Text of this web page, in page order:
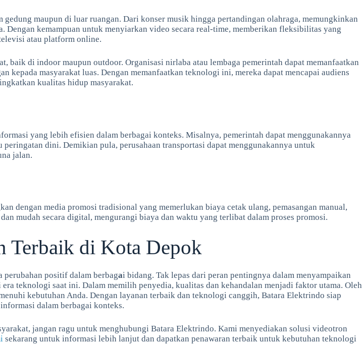
maupun di luar ruangan. Dari konser musik hingga pertandingan olahraga, memungkinkan
Dengan kemampuan untuk menyiarkan video secara real-time, memberikan fleksibilitas yang
atau platform online.
baik di indoor maupun outdoor. Organisasi nirlaba atau lembaga pemerintah dapat memanfaatkan
kepada masyarakat luas. Dengan memanfaatkan teknologi ini, mereka dapat mencapai audiens
kualitas hidup masyarakat.
yang lebih efisien dalam berbagai konteks. Misalnya, pemerintah dapat menggunakannya
dini. Demikian pula, perusahaan transportasi dapat menggunakannya untuk
jalan.
dengan media promosi tradisional yang memerlukan biaya cetak ulang, pemasangan manual,
mudah secara digital, mengurangi biaya dan waktu yang terlibat dalam proses promosi.
Terbaik di Kota Depok
positif dalam berbagai bidang. Tak lepas dari peran pentingnya dalam menyampaikan
teknologi saat ini. Dalam memilih penyedia, kualitas dan kehandalan menjadi faktor utama. Oleh
kebutuhan Anda. Dengan layanan terbaik dan teknologi canggih, Batara Elektrindo siap
dalam berbagai konteks.
jangan ragu untuk menghubungi Batara Elektrindo. Kami menyediakan solusi videotron
sekarang untuk informasi lebih lanjut dan dapatkan penawaran terbaik untuk kebutuhan teknologi